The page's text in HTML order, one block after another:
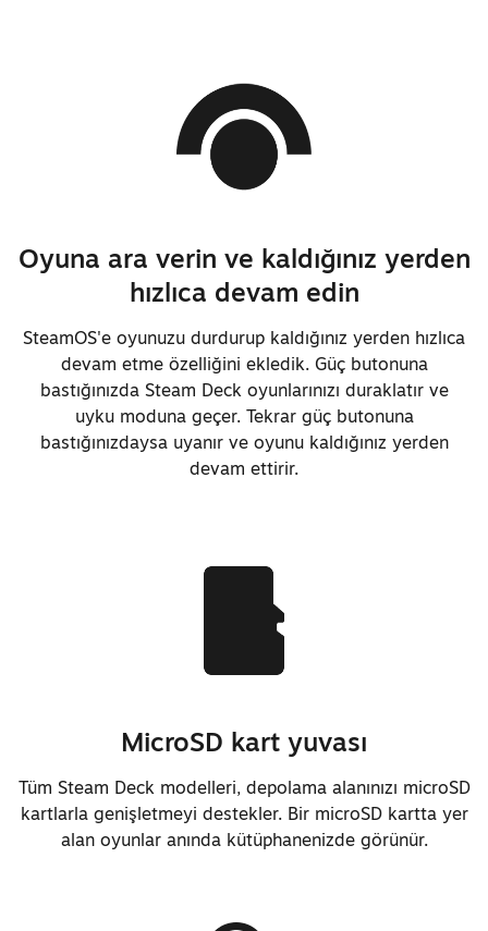
Genel onarımlar için artık daha
az aşama var
Üst buton mekanizması düşmelere
karşı güçlendirildi
için analog çubuk devre kartına
alındı
gerektirmeyecek şekilde
geliştirilmiş ekran
onarımı/değiştirme
Açık kaynaklı BIOS ve EC yazılımı
için ön destek eklendi
Yaklaşık %30 daha hızlı devam
Oyuna ara verin ve kaldığınız yerden
hızlıca devam edin
SteamOS'e oyunuzu durdurup kaldığınız yerden hızlıca
devam etme özelliğini ekledik. Güç butonuna
bastığınızda Steam Deck oyunlarınızı duraklatır ve
uyku moduna geçer. Tekrar güç butonuna
bastığınızdaysa uyanır ve oyunu kaldığınız yerden
devam ettirir.
MicroSD kart yuvası
Tüm Steam Deck modelleri, depolama alanınızı microSD
kartlarla genişletmeyi destekler. Bir microSD kartta yer
alan oyunlar anında kütüphanenizde görünür.